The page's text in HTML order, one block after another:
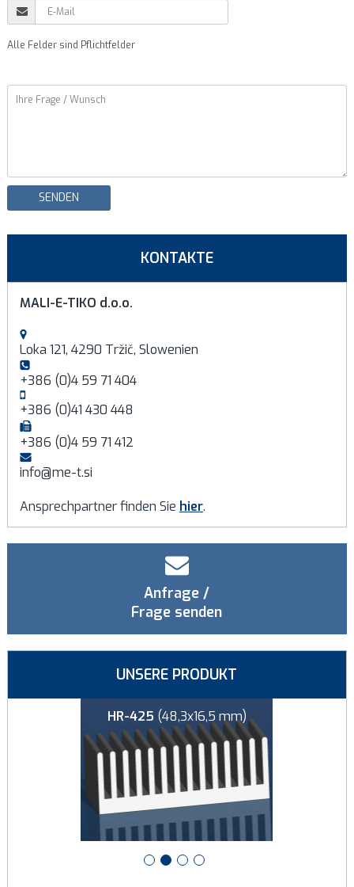
Alle Felder sind Pflichtfelder
SENDEN
KONTAKTE
MALI-E-TIKO d.o.o.
Loka 121, 4290 Tržič, Slowenien
+386 (0)4 59 71 404
+386 (0)41 430 448
+386 (0)4 59 71 412
info@me-t.si
Ansprechpartner finden Sie hier.
Anfrage /
Frage senden
UNSERE PRODUKT
HR-425 (48,3x16,5 mm)